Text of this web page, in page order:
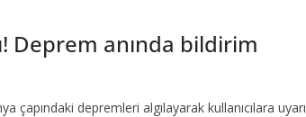
Deprem anında bildirim
depremleri algılayarak kullanıcılara uyarı